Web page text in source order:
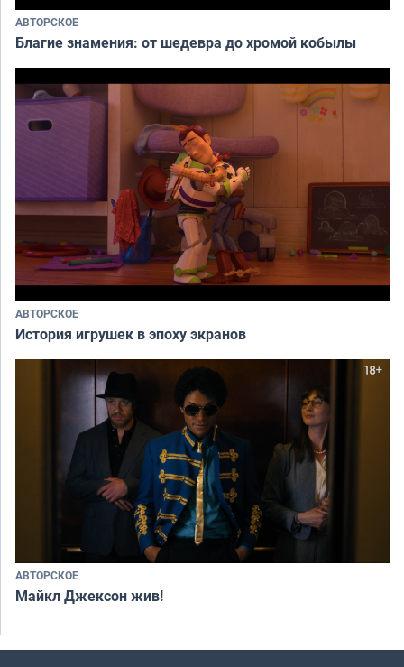
АВТОРСКОЕ
Благие знамения: от шедевра до хромой кобылы
АВТОРСКОЕ
История игрушек в эпоху экранов
АВТОРСКОЕ
Майкл Джексон жив!